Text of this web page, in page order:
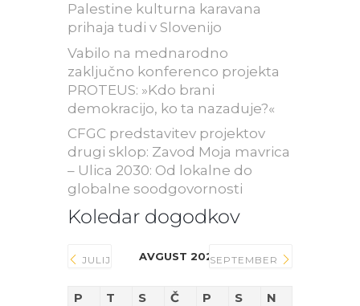
Palestine kulturna karavana
prihaja tudi v Slovenijo
Vabilo na mednarodno
zaključno konferenco projekta
PROTEUS: »Kdo brani
demokracijo, ko ta nazaduje?«
CFGC predstavitev projektov
drugi sklop: Zavod Moja mavrica
– Ulica 2030: Od lokalne do
globalne soodgovornosti
Koledar dogodkov
JULIJ AVGUST 2026SEPTEMBER
P T S Č P S N